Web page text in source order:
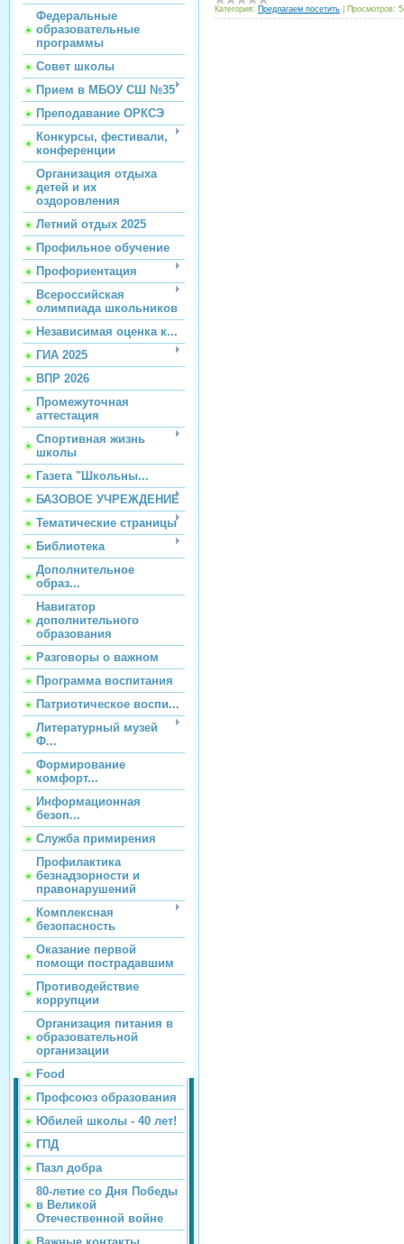
Федеральные
образовательные
программы
Совет школы
Прием в МБОУ СШ №35
Преподавание ОРКСЭ
Конкурсы, фестивали,
конференции
Организация отдыха
детей и их
оздоровления
Летний отдых 2025
Профильное обучение
Профориентация
Всероссийская
олимпиада школьников
Независимая оценка к...
ГИА 2025
ВПР 2026
Промежуточная
аттестация
Спортивная жизнь
школы
Газета "Школьны...
БАЗОВОЕ УЧРЕЖДЕНИЕ
Тематические страницы
Библиотека
Дополнительное
образ...
Навигатор
дополнительного
образования
Разговоры о важном
Программа воспитания
Патриотическое воспи...
Литературный музей
Ф...
Формирование
комфорт...
Информационная
безоп...
Служба примирения
Профилактика
безнадзорности и
правонарушений
Комплексная
безопасность
Оказание первой
помощи пострадавшим
Противодействие
коррупции
Организация питания в
образовательной
организации
Food
Профсоюз образования
Юбилей школы - 40 лет!
ГПД
Пазл добра
80-летие со Дня Победы
в Великой
Отечественной войне
Категория: Предлагаем посетить Просмотров: